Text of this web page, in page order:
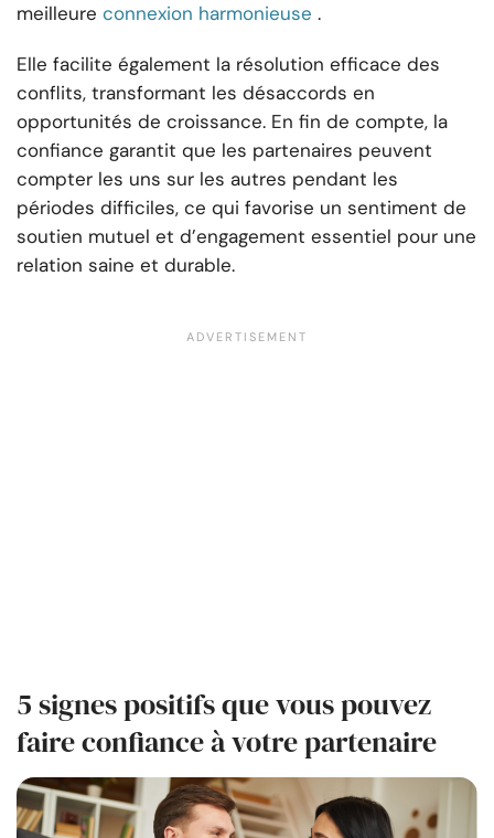
meilleure connexion harmonieuse .
Elle facilite également la résolution efficace des
conflits, transformant les désaccords en
opportunités de croissance. En fin de compte, la
confiance garantit que les partenaires peuvent
compter les uns sur les autres pendant les
périodes difficiles, ce qui favorise un sentiment de
soutien mutuel et d’engagement essentiel pour une
relation saine et durable.
5 signes positifs que vous pouvez
faire confiance à votre partenaire